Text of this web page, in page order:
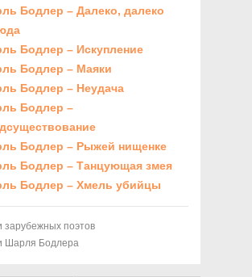
Бодлер – Далеко, далеко
Бодлер – Искупление
Бодлер – Маяки
Бодлер – Неудача
Бодлер –
Бодлер – Рыжей нищенке
Бодлер – Танцующая змея
Бодлер – Хмель убийцы
зарубежных поэтов
Шарля Бодлера